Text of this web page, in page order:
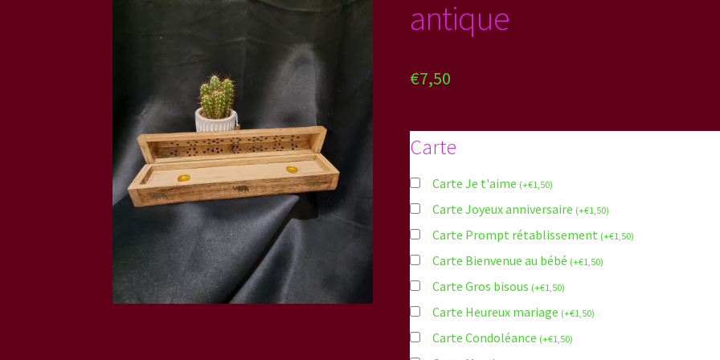
antique
€7,50
Carte
Carte Je t'aime (+€1,50)
Carte Joyeux anniversaire (+€1,50)
Carte Prompt rétablissement (+€1,50)
Carte Bienvenue au bébé (+€1,50)
Carte Gros bisous (+€1,50)
Carte Heureux mariage (+€1,50)
Carte Condoléance (+€1,50)